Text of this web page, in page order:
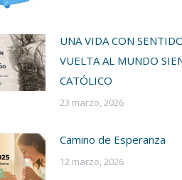
UNA VIDA CON
VUELTA AL MUNDO
CATÓLICO
23 marzo, 2026
Camino de Esperanza
12 marzo, 2026